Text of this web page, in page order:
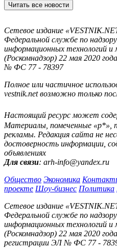
Читать все новости
Сетевое издание
Федеральной службе по надзору
информационных технологий и
(Роскомнадзор) 22 мая 2020
№ ФС 77 - 78397
Полное или частичное
vestnik.net возможно только
Настоящий ресурс может
Материалы, помеченные «р*»,
рекламы. Редакция сайта не
достоверность информации,
объявлениях
Для связи: arh-info@yandex.ru
Общество Экономика
проекте Шоу-бизнес Политика
Сетевое издание
Федеральной службе по надзору
информационных технологий и
(Роскомнадзор) 22 мая 2020
регистрации ЭЛ № ФС 77 -